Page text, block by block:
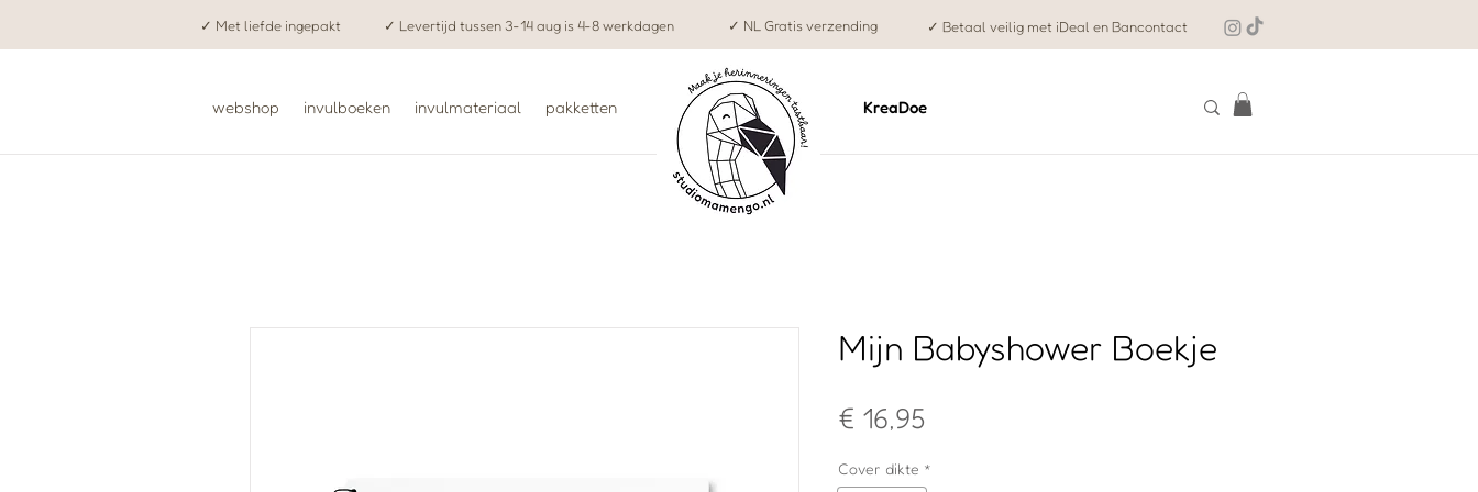
✓ Met liefde ingepakt ✓ Levertijd tussen 3-14 aug is 4-8 werkdagen ✓ NL Gratis verzending ✓ Betaal veilig met iDeal en Bancontact
webshop invulboeken invulmateriaal pakketten KreaDoe
Mijn Babyshower Boekje
€ 16,95
Cover dikte *